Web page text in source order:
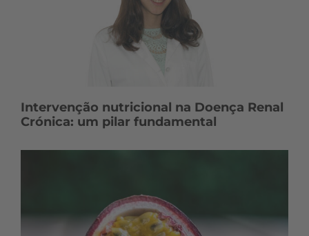
Intervenção nutricional na Doença Renal
Crónica: um pilar fundamental